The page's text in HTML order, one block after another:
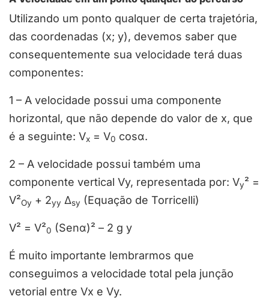
Utilizando um ponto qualquer de certa trajetória,
das coordenadas (x; y), devemos saber que
consequentemente sua velocidade terá duas
componentes:
1 – A velocidade possui uma componente
horizontal, que não depende do valor de x, que
é a seguinte: Vx = V0 cosα.
2 – A velocidade possui também uma
componente vertical Vy, representada por: Vy² =
V²Oy + 2yy Δsy (Equação de Torricelli)
V² = V²0 (Senα)² – 2 g y
É muito importante lembrarmos que
conseguimos a velocidade total pela junção
vetorial entre Vx e Vy.